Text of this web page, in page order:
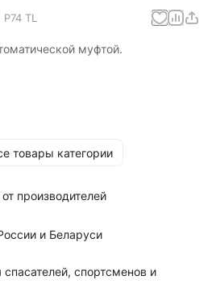
P74 TL
муфтой.
товары категории
производителей
и Беларуси
спортсменов и